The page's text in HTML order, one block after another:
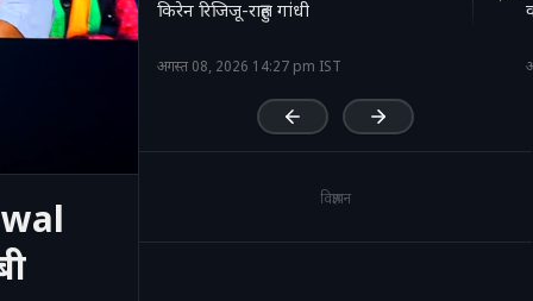
'
किरेन रिजिजू-राहुल गांधी
अगस्त 08, 2026 14:27 pm IST
विज्ञापन